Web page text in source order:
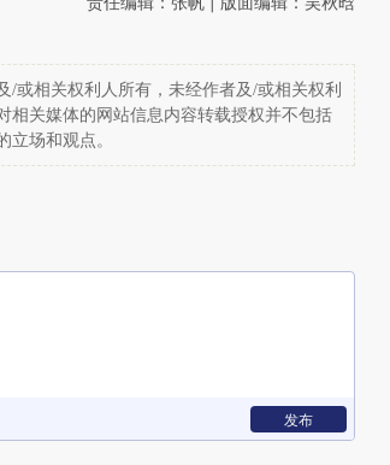
或相关权利人所有，未经作者及/或相关权利
相关媒体的网站信息内容转载授权并不包括
场和观点。
发布